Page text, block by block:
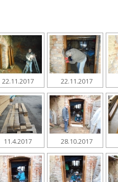
22.11.2017 22.11.2017
11.4.2017 28.10.2017